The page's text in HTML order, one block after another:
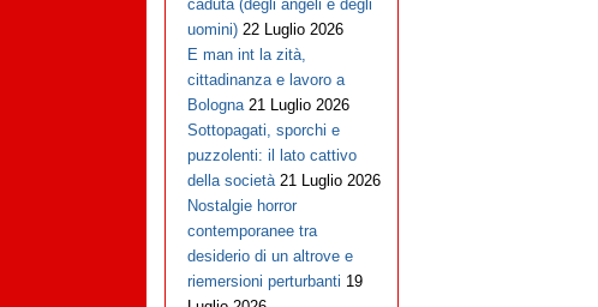
caduta (degli angeli e degli
uomini) 22 Luglio 2026
E man int la zità,
cittadinanza e lavoro a
Bologna 21 Luglio 2026
Sottopagati, sporchi e
puzzolenti: il lato cattivo
della società 21 Luglio 2026
Nostalgie horror
contemporanee tra
desiderio di un altrove e
riemersioni perturbanti 19